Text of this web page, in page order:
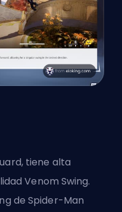
tiene alta
Venom Swing.
de Spider-Man